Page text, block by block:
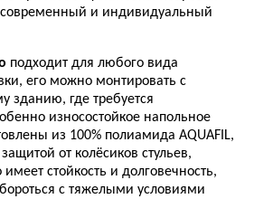
современный и индивидуальный
подходит для любого вида
его можно монтировать с
зданию, где требуется
износостойкое напольное
из 100% полиамида AQUAFIL,
от колёсиков стульев,
стойкость и долговечность,
с тяжелыми условиями